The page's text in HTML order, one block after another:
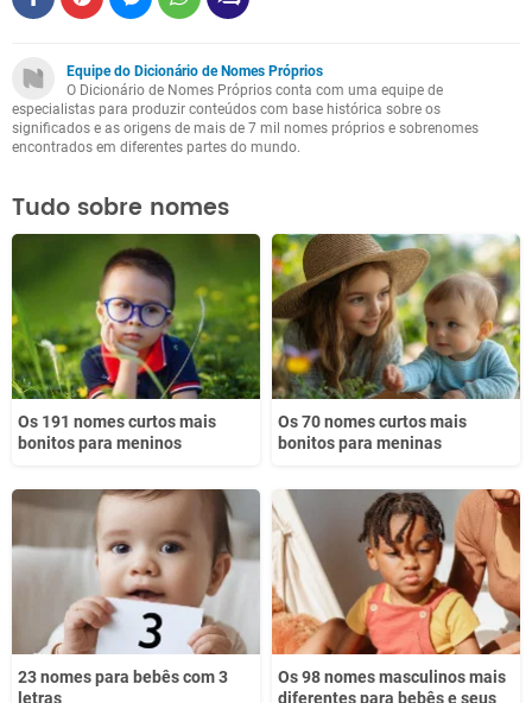
Este conteúdo contém informação incorreta
Outro
Equipe do Dicionário de Nomes Próprios
O Dicionário de Nomes Próprios conta com uma equipe de
especialistas para produzir conteúdos com base histórica sobre os
significados e as origens de mais de 7 mil nomes próprios e sobrenomes
encontrados em diferentes partes do mundo.
Tudo sobre nomes
Os 191 nomes curtos mais
bonitos para meninos
Os 70 nomes curtos mais
bonitos para meninas
23 nomes para bebês com 3
letras
Os 98 nomes masculinos mais
diferentes para bebês e seus